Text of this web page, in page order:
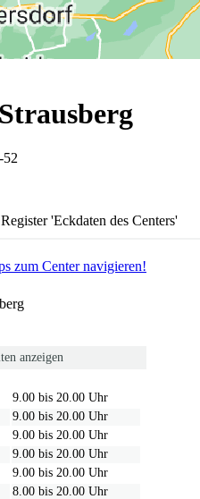
52
'Eckdaten des Centers'
zum Center navigieren!
anzeigen
9.00 bis 20.00 Uhr
9.00 bis 20.00 Uhr
9.00 bis 20.00 Uhr
9.00 bis 20.00 Uhr
9.00 bis 20.00 Uhr
8.00 bis 20.00 Uhr